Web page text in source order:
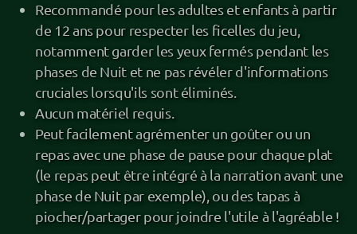
Recommandé pour les adultes et enfants à partir
de 12 ans pour respecter les ficelles du jeu,
notamment garder les yeux fermés pendant les
phases de Nuit et ne pas révéler d'informations
cruciales lorsqu'ils sont éliminés.
Aucun matériel requis.
Peut facilement agrémenter un goûter ou un
repas avec une phase de pause pour chaque plat
(le repas peut être intégré à la narration avant une
phase de Nuit par exemple), ou des tapas à
piocher/partager pour joindre l'utile à l'agréable !